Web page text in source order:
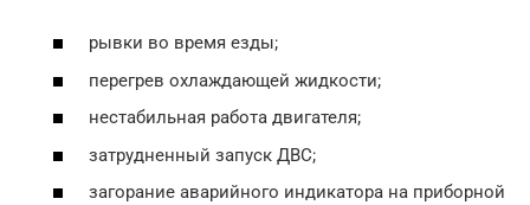
рывки во время езды;
перегрев охлаждающей жидкости;
нестабильная работа двигателя;
затрудненный запуск ДВС;
загорание аварийного индикатора на приборной